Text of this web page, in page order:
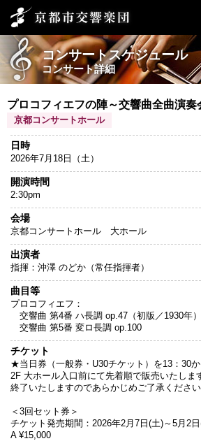
コンサートスケジュール
コンサート詳細
プロコフィエフの陣～交響曲全曲演奏
京都コンサートホール
日時
2026年7月18日（土）
開演時間
2:30pm
会場
京都コンサートホール 大ホール
出演者
指揮：沖澤 のどか（常任指揮者）
曲目等
プロコフィエフ：
交響曲 第4番 ハ長調 op.47（初版／1930年）
交響曲 第5番 変ロ長調 op.100
チケット
★当日券（一般券・U30チケット）を13：30
2F 大ホール入口前にて先着順で販売いたしま
終了いたしますのであらかじめご了承ください
＜3回セット券＞
チケット発売期間：2026年2月7日(土)～5月2
A ¥15,000